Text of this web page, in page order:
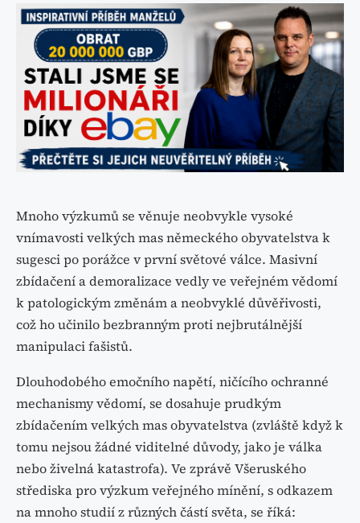
Mnoho výzkumů se věnuje neobvykle vysoké
vnímavosti velkých mas německého obyvatelstva k
sugesci po porážce v první světové válce. Masivní
zbídačení a demoralizace vedly ve veřejném vědomí
k patologickým změnám a neobvyklé důvěřivosti,
což ho učinilo bezbranným proti nejbrutálnější
manipulaci fašistů.
Dlouhodobého emočního napětí, ničícího ochranné
mechanismy vědomí, se dosahuje prudkým
zbídačením velkých mas obyvatelstva (zvláště když k
tomu nejsou žádné viditelné důvody, jako je válka
nebo živelná katastrofa). Ve zprávě Všeruského
střediska pro výzkum veřejného mínění, s odkazem
na mnoho studií z různých částí světa, se říká: